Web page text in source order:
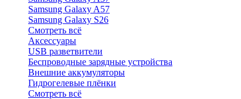
Samsung Galaxy A57
Samsung Galaxy S26
Смотреть всё
Аксессуары
USB разветвители
Беспроводные зарядные устройства
Внешние аккумуляторы
Гидрогелевые плёнки
Смотреть всё